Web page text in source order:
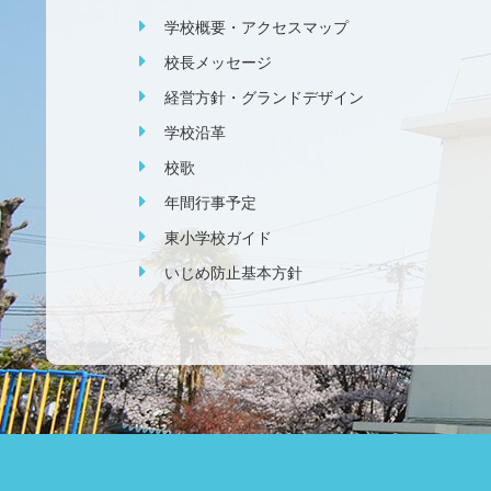
学校概要・アクセスマップ
校長メッセージ
経営方針・グランドデザイン
学校沿革
校歌
年間行事予定
東小学校ガイド
いじめ防止基本方針